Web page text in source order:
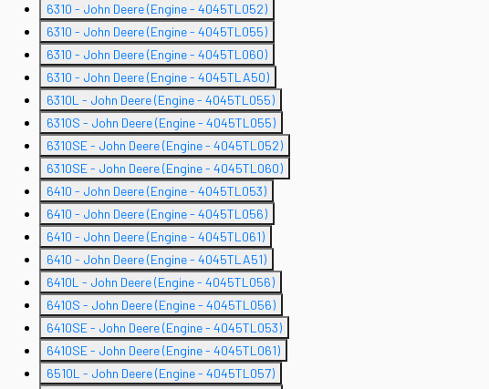
6310 - John Deere (Engine - 4045TL052)
6310 - John Deere (Engine - 4045TL055)
6310 - John Deere (Engine - 4045TL060)
6310 - John Deere (Engine - 4045TLA50)
6310L - John Deere (Engine - 4045TL055)
6310S - John Deere (Engine - 4045TL055)
6310SE - John Deere (Engine - 4045TL052)
6310SE - John Deere (Engine - 4045TL060)
6410 - John Deere (Engine - 4045TL053)
6410 - John Deere (Engine - 4045TL056)
6410 - John Deere (Engine - 4045TL061)
6410 - John Deere (Engine - 4045TLA51)
6410L - John Deere (Engine - 4045TL056)
6410S - John Deere (Engine - 4045TL056)
6410SE - John Deere (Engine - 4045TL053)
6410SE - John Deere (Engine - 4045TL061)
6510L - John Deere (Engine - 4045TL057)